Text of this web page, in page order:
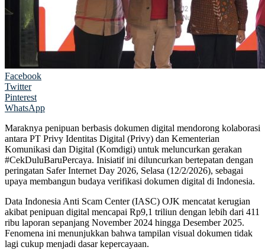
Facebook
Twitter
Pinterest
WhatsApp
Maraknya penipuan berbasis dokumen digital mendorong kolaborasi
antara PT Privy Identitas Digital (Privy) dan Kementerian
Komunikasi dan Digital (Komdigi) untuk meluncurkan gerakan
#CekDuluBaruPercaya. Inisiatif ini diluncurkan bertepatan dengan
peringatan Safer Internet Day 2026, Selasa (12/2/2026), sebagai
upaya membangun budaya verifikasi dokumen digital di Indonesia.
Data Indonesia Anti Scam Center (IASC) OJK mencatat kerugian
akibat penipuan digital mencapai Rp9,1 triliun dengan lebih dari 411
ribu laporan sepanjang November 2024 hingga Desember 2025.
Fenomena ini menunjukkan bahwa tampilan visual dokumen tidak
lagi cukup menjadi dasar kepercayaan.